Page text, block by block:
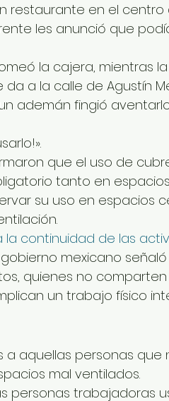
restaurante en el centro
les anunció que
la cajera, mientras
a la calle de Agustín
ademán fingió
que el uso de
tanto en
su uso en espacios
la continuidad de las
mexicano
quienes no
un trabajo físico
a aquellas personas que
mal ventilados.
personas trabajadoras